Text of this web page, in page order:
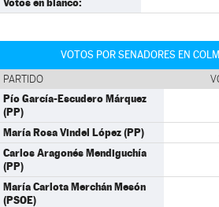
VOTOS POR SENADORES EN
PARTIDO
Pío García-Escudero Márquez
(PP)
María Rosa Vindel López (PP)
Carlos Aragonés Mendiguchía
(PP)
María Carlota Merchán Mesón
(PSOE)